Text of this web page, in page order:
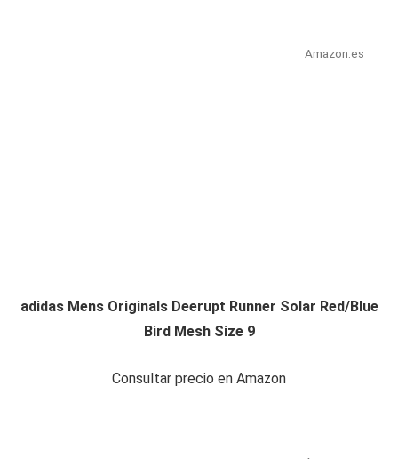
Amazon.es
adidas Mens Originals Deerupt Runner Solar Red/Blue
Bird Mesh Size 9
Consultar precio en Amazon